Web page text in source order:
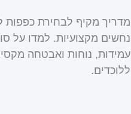
מדריך מקיף לבחירת כפפות
נחשים מקצועיות. למדו על
עמידות, נוחות ואבטחה
ללוכדים.